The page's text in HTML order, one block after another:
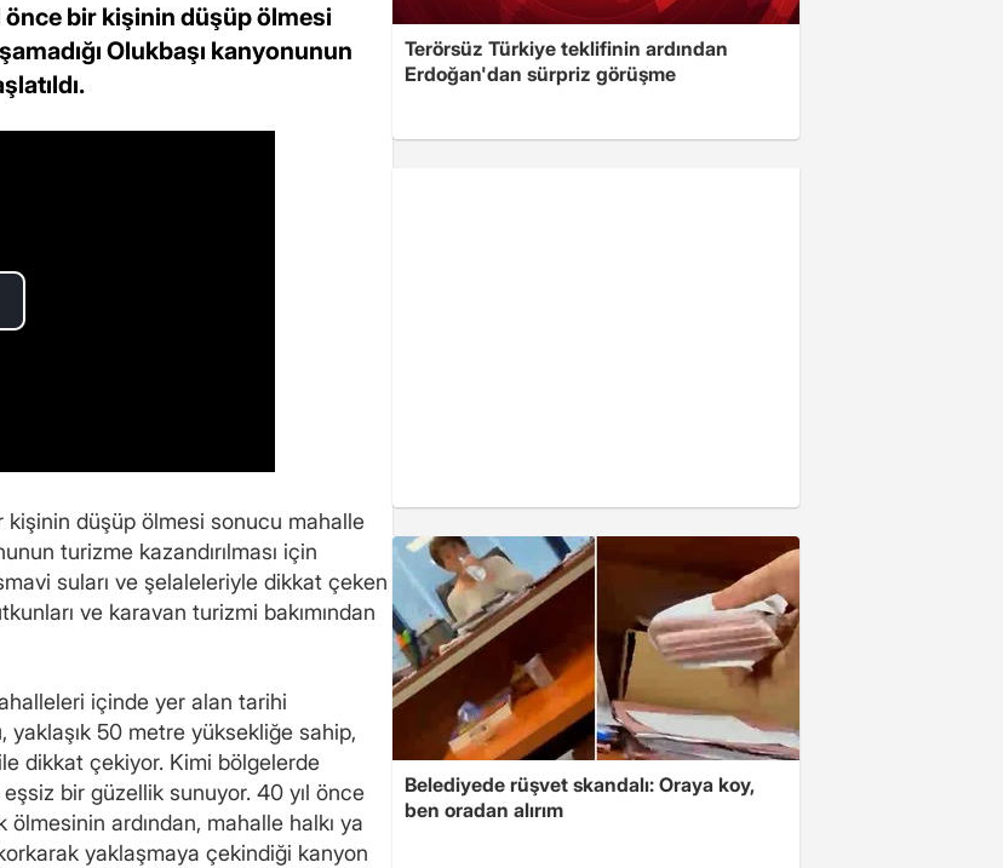
önce bir kişinin düşüp ölmesi
Olukbaşı kanyonunun
kişinin düşüp ölmesi sonucu mahalle
turizme kazandırılması için
suları ve şelaleleriyle dikkat çeken
ve karavan turizmi bakımından
içinde yer alan tarihi
yaklaşık 50 metre yüksekliğe sahip,
dikkat çekiyor. Kimi bölgelerde
bir güzellik sunuyor. 40 yıl önce
ardından, mahalle halkı ya
yaklaşmaya çekindiği kanyon
Terörsüz Türkiye teklifinin ardından
Erdoğan'dan sürpriz görüşme
Belediyede rüşvet skandalı: Oraya koy,
ben oradan alırım